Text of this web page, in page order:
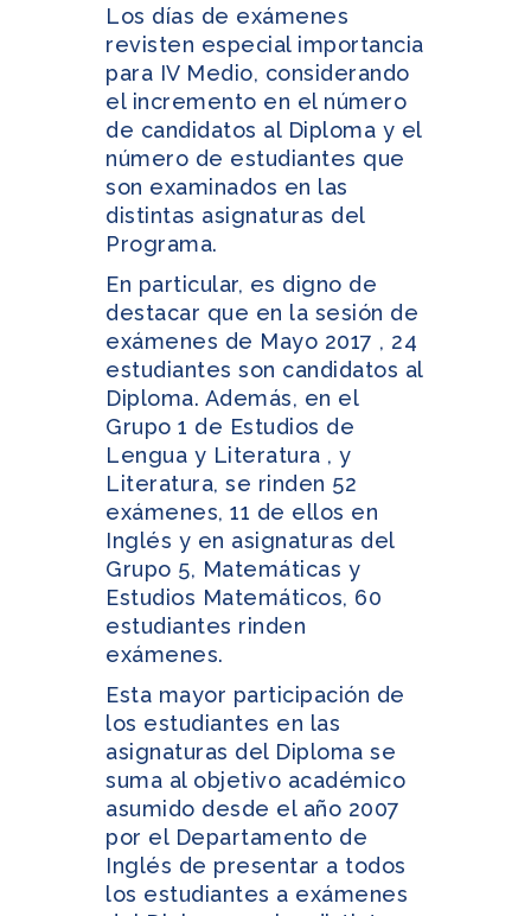
Los días de exámenes
revisten especial importancia
para IV Medio, considerando
el incremento en el número
de candidatos al Diploma y el
número de estudiantes que
son examinados en las
distintas asignaturas del
Programa.
En particular, es digno de
destacar que en la sesión de
exámenes de Mayo 2017 , 24
estudiantes son candidatos al
Diploma. Además, en el
Grupo 1 de Estudios de
Lengua y Literatura , y
Literatura, se rinden 52
exámenes, 11 de ellos en
Inglés y en asignaturas del
Grupo 5, Matemáticas y
Estudios Matemáticos, 60
estudiantes rinden
exámenes.
Esta mayor participación de
los estudiantes en las
asignaturas del Diploma se
suma al objetivo académico
asumido desde el año 2007
por el Departamento de
Inglés de presentar a todos
los estudiantes a exámenes